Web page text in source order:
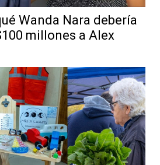
Wanda Nara debería
millones a Alex